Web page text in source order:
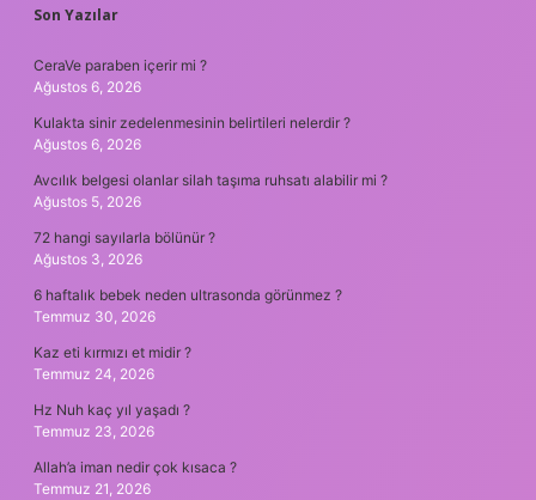
SIDEBAR
Son Yazılar
CeraVe paraben içerir mi ?
Ağustos 6, 2026
Kulakta sinir zedelenmesinin belirtileri nelerdir ?
Ağustos 6, 2026
Avcılık belgesi olanlar silah taşıma ruhsatı alabilir mi ?
Ağustos 5, 2026
72 hangi sayılarla bölünür ?
Ağustos 3, 2026
6 haftalık bebek neden ultrasonda görünmez ?
Temmuz 30, 2026
Kaz eti kırmızı et midir ?
Temmuz 24, 2026
Hz Nuh kaç yıl yaşadı ?
Temmuz 23, 2026
Allah’a iman nedir çok kısaca ?
Temmuz 21, 2026